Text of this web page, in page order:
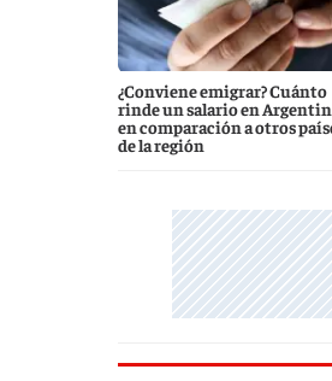
¿Conviene emigrar? Cuánto
rinde un salario en
en comparación a otros
de la región